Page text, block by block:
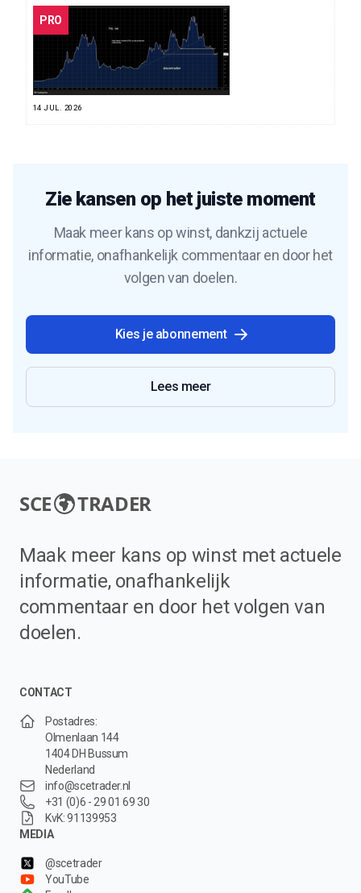
PRO
14 JUL. 2026
Zie kansen op het juiste moment
Maak meer kans op winst, dankzij actuele
informatie, onafhankelijk commentaar en door het
volgen van doelen.
Kies je abonnement
Lees meer
SCE TRADER
Maak meer kans op winst met actuele
informatie, onafhankelijk
commentaar en door het volgen van
doelen.
CONTACT
Postadres:
Olmenlaan 144
1404 DH Bussum
Nederland
info@scetrader.nl
+31 (0)6 - 29 01 69 30
KvK: 91139953
MEDIA
@scetrader
YouTube